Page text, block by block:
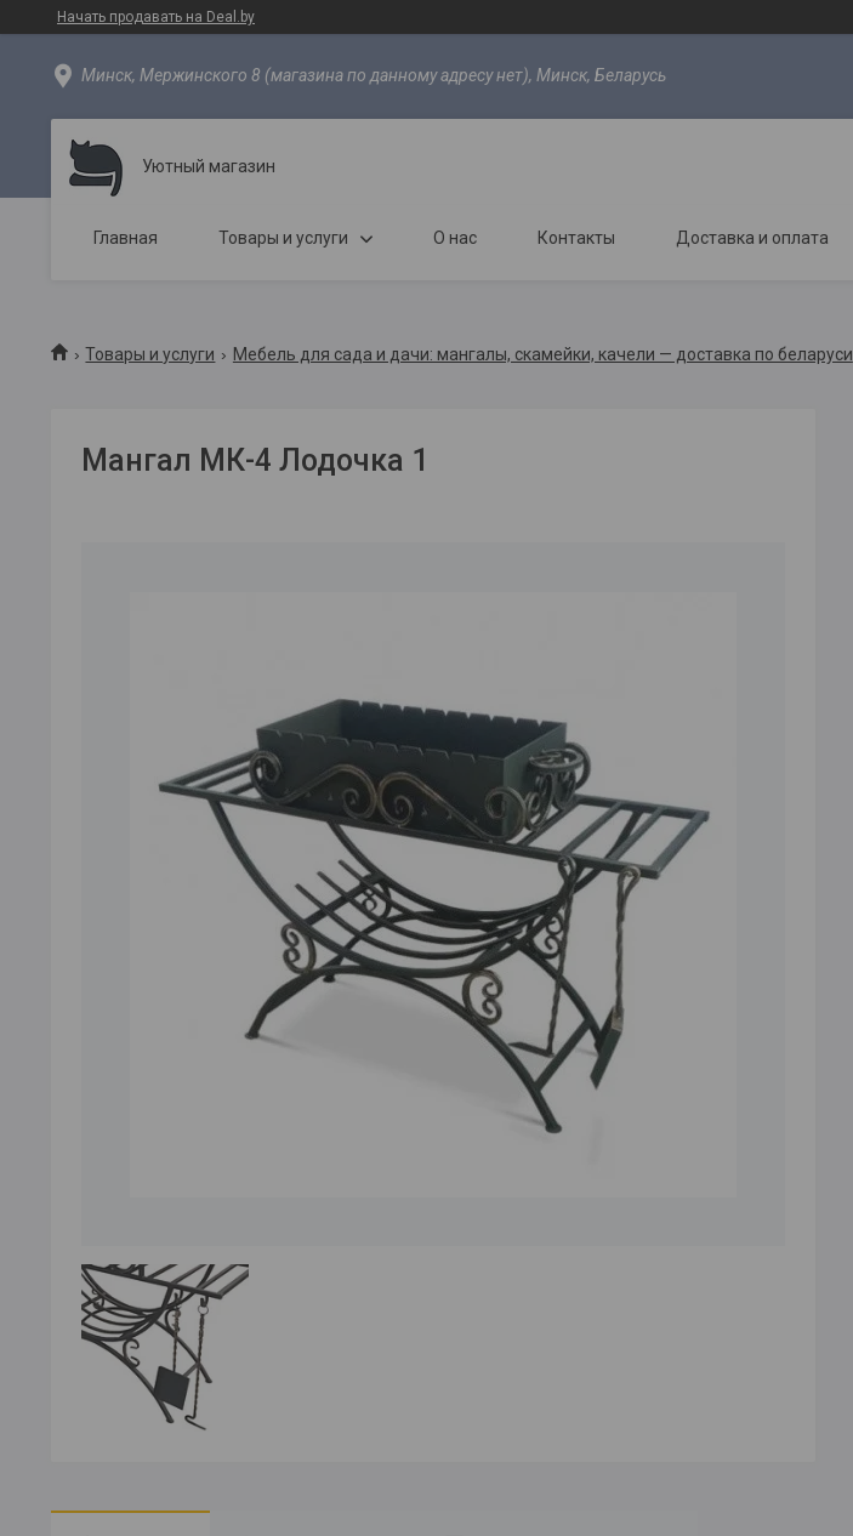
Начать продавать на Deal.by
Минск, Мержинского 8 (магазина по данному адресу нет), Минск, Беларусь
Уютный магазин
Главная Товары и услуги О нас Контакты Доставка и оплата
Товары и услуги Мебель для сада и дачи: мангалы, скамейки, качели — доставка по беларуси
Мангал МК-4 Лодочка 1